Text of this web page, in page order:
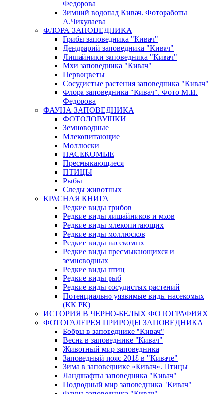
Федорова
Зимний водопад Кивач. Фотоработы
А.Чикулаева
ФЛОРА ЗАПОВЕДНИКА
Грибы заповедника "Кивач"
Дендрарий заповедника "Кивач"
Лишайники заповедника "Кивач"
Мхи заповедника "Кивач"
Первоцветы
Сосудистые растения заповедника "Кивач"
Флора заповедника "Кивач". Фото М.И.
Федорова
ФАУНА ЗАПОВЕДНИКА
ФОТОЛОВУШКИ
Земноводные
Млекопитающие
Моллюски
НАСЕКОМЫЕ
Пресмыкающиеся
ПТИЦЫ
Рыбы
Следы животных
КРАСНАЯ КНИГА
Редкие виды грибов
Редкие виды лишайников и мхов
Редкие виды млекопитающих
Редкие виды моллюсков
Редкие виды насекомых
Редкие виды пресмыкающихся и
земноводных
Редкие виды птиц
Редкие виды рыб
Редкие виды сосудистых растений
Потенциально уязвимые виды насекомых
(КК РК)
ИСТОРИЯ В ЧЕРНО-БЕЛЫХ ФОТОГРАФИЯХ
ФОТОГАЛЕРЕЯ ПРИРОДЫ ЗАПОВЕДНИКА
Бобры в заповеднике "Кивач"
Весна в заповеднике "Кивач"
Животный мир заповедника
Заповедный пояс 2018 в "Киваче"
Зима в заповеднике «Кивач». Птицы
Ландшафты заповедника "Кивач"
Подводный мир заповедника "Кивач"